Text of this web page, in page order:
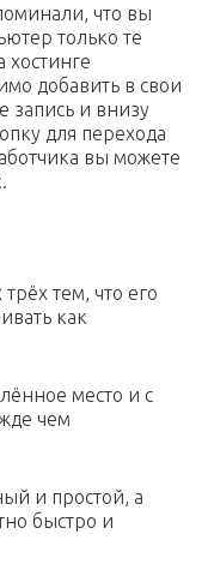
что вы
только те
добавить в свои
запись и внизу
для перехода
вы можете
тем, что его
как
место и с
чем
и простой, а
быстро и